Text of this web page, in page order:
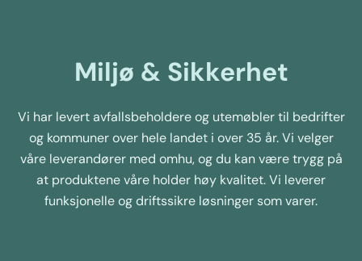
Miljø & Sikkerhet
Vi har levert avfallsbeholdere og utemøbler til bedrifter
og kommuner over hele landet i over 35 år. Vi velger
våre leverandører med omhu, og du kan være trygg på
at produktene våre holder høy kvalitet. Vi leverer
funksjonelle og driftssikre løsninger som varer.